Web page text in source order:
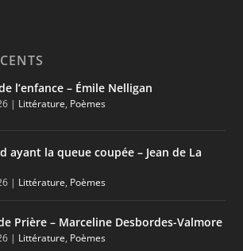
l’enfance – Émile Nelligan
| Littérature, Poèmes
ayant la queue coupée – Jean de La
| Littérature, Poèmes
Prière – Marceline Desbordes-Valmore
| Littérature, Poèmes